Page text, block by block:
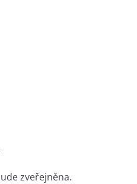
zveřejněna.